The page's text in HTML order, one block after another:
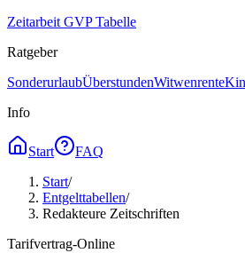
Zeitarbeit GVP Tabelle
Ratgeber
SonderurlaubÜberstundenWitwenrente
Info
Start
FAQ
Start/
Entgelttabellen/
Redakteure Zeitschriften
Tarifvertrag-Online